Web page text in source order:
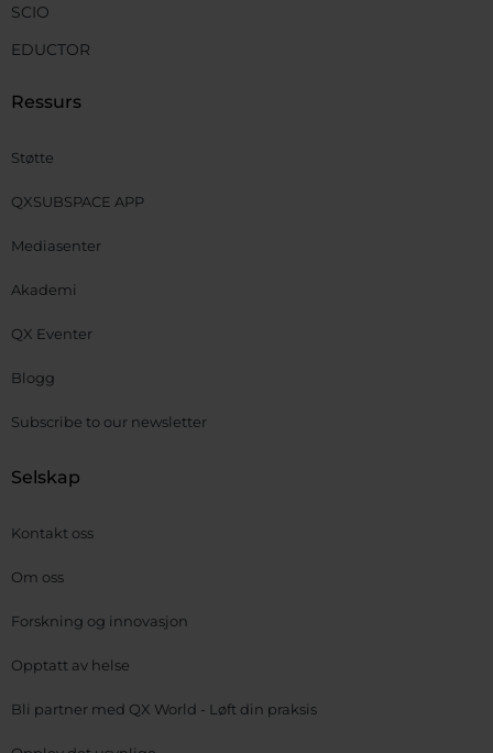
SCIO
EDUCTOR
Ressurs
Støtte
QXSUBSPACE APP
Mediasenter
Akademi
QX Eventer
Blogg
Subscribe to our newsletter
Selskap
Kontakt oss
Om oss
Forskning og innovasjon
Opptatt av helse
Bli partner med QX World - Løft din praksis